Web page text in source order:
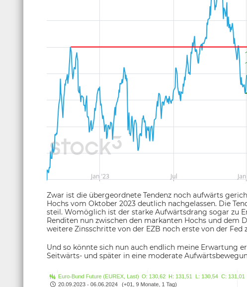
Zwar ist die übergeordnete Tendenz noch aufwärts
Hochs vom Oktober 2023 deutlich nachgelassen. Die
steil. Womöglich ist der starke Aufwärtsdrang sogar zu
Renditen nun zwischen den markanten Hochs und dem
weitere Zinsschritte von der EZB noch erste von der Fed
Und so könnte sich nun auch endlich meine Erwartung
Seitwärts- und später in eine moderate